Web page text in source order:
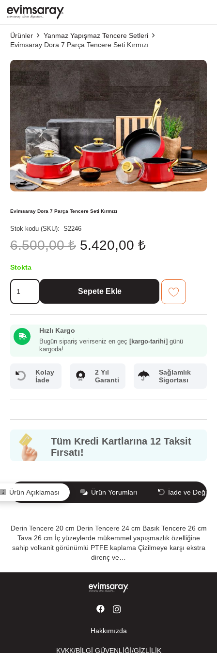
Ürünler
Yanmaz Yapışmaz Tencere Setleri
Evimsaray Dora 7 Parça Tencere Seti Kırmızı
Evimsaray Dora 7 Parça Tencere Seti Kırmızı
Stok kodu (SKU): S2246
6.500,00₺ Orijinal
fiyat:
5.420,00 ₺Şu
Stokta
Evimsaray
Dora
7
Seti
Kırmızı
Sepete Ekle
Hızlı Kargo
Bugün sipariş verirseniz en geç [kargo-tarihi] günü
kargoda!
Kolay
İade
2 Yıl
Garanti
Sağlamlık
Sigortası
Tüm Kredi Kartlarına 12 Taksit
Fırsatı!
Ürün Açıklaması Ürün Yorumları İade ve Değişim
Derin Tencere 20 cm Derin Tencere 24 cm Basık Tencere 26 cm
Tava 26 cm İç yüzeylerde mükemmel yapışmazlık özelliğine
sahip volkanit görünümlü PTFE kaplama Çizilmeye karşı ekstra
direnç ve…
Hakkımızda
KVKK/BİLGİ GÜVENLİĞİ/GİZLİLİK